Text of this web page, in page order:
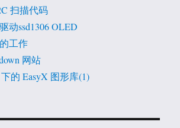
扫描代码
动ssd1306 OLED
工作
网站
的 EasyX 图形库(1)